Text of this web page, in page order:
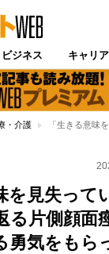
ビジネス キャリア
・介護 「生きる意味
を見失っ
る片側顔
勇気をもら